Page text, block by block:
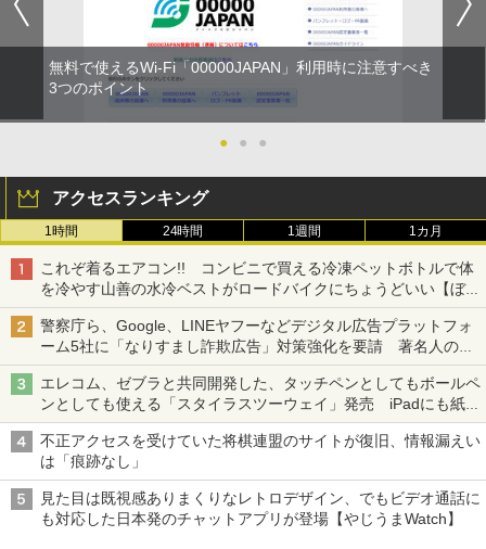
無料で使えるWi-Fi「00000JAPAN」利用時に注意すべき
3つのポイント
● ● ●
アクセスランキング
1時間 24時間 1週間 1カ月
これぞ着るエアコン!! コンビニで買える冷凍ペットボトルで体
を冷やす山善の水冷ベストがロードバイクにちょうどいい【ぼっ
ち・ざ・ろーど！その14】【空いた時間でなにしてる？】
警察庁ら、Google、LINEヤフーなどデジタル広告プラットフォ
ーム5社に「なりすまし詐欺広告」対策強化を要請 著名人の写
真や映像を使った投資詐欺などへの対策として
エレコム、ゼブラと共同開発した、タッチペンとしてもボールペ
ンとしても使える「スタイラスツーウェイ」発売 iPadにも紙に
も、持ち替えずに書き込める
不正アクセスを受けていた将棋連盟のサイトが復旧、情報漏えい
は「痕跡なし」
見た目は既視感ありまくりなレトロデザイン、でもビデオ通話に
も対応した日本発のチャットアプリが登場【やじうまWatch】